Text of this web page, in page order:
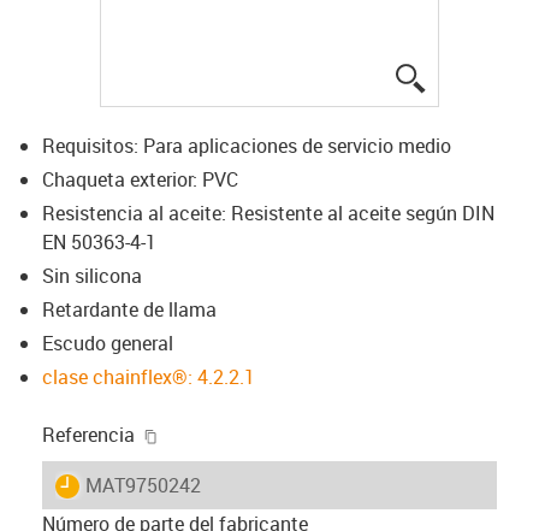
Requisitos: Para aplicaciones de servicio medio
Chaqueta exterior: PVC
Resistencia al aceite: Resistente al aceite según DIN
EN 50363-4-1
Sin silicona
Retardante de llama
Escudo general
clase chainflex®: 4.2.2.1
Referencia
igus-icon-lieferzeit
MAT9750242
Número de parte del fabricante